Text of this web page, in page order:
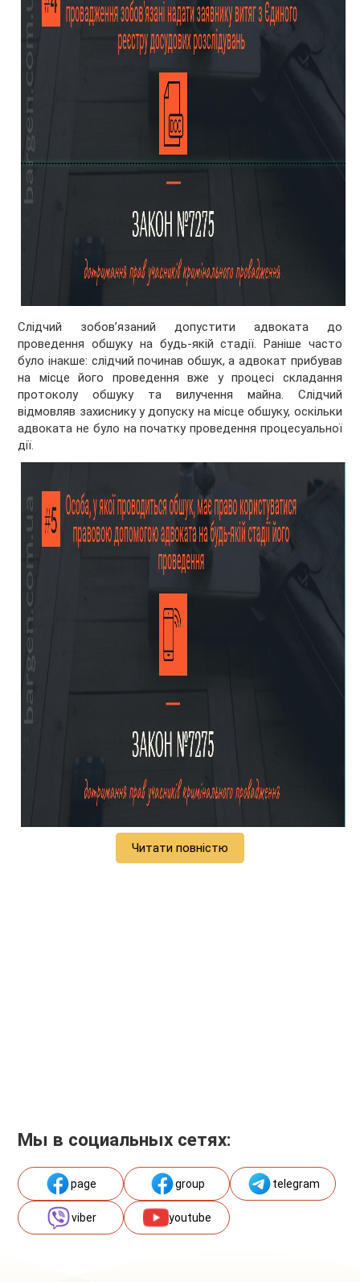
Слідчий зобов’язаний допустити адвоката до
проведення обшуку на будь-якій стадії. Раніше часто
було інакше: слідчий починав обшук, а адвокат прибував
на місце його проведення вже у процесі складання
протоколу обшуку та вилучення майна. Слідчий
відмовляв захиснику у допуску на місце обшуку, оскільки
адвоката не було на початку проведення процесуальної
дії.
Читати повністю
Мы в социальных сетях:
page group telegram
viber youtube